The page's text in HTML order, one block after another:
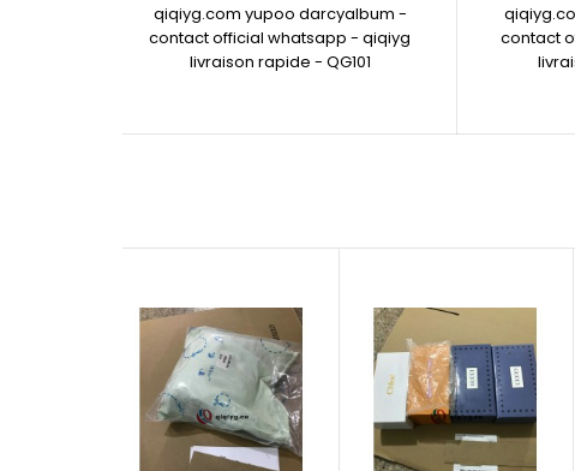
qiqiyg.com yupoo darcyalbum -
contact official whatsapp - qiqiyg
livraison rapide - QG101
contact